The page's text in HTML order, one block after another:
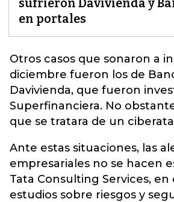
sufrieron Davivienda y
en portales
Otros casos que sonaron a
diciembre fueron los de
Davivienda, que fueron
Superfinanciera. No
que se tratara de un
Ante estas situaciones, las
empresariales no se hacen
Tata Consulting Services,
estudios sobre riesgos y